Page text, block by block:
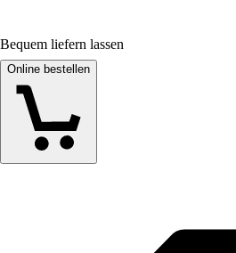
Bequem liefern lassen
Online bestellen